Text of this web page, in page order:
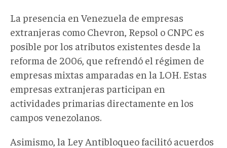
La presencia en Venezuela de empresas
extranjeras como Chevron, Repsol o CNPC es
posible por los atributos existentes desde la
reforma de 2006, que refrendó el régimen de
empresas mixtas amparadas en la LOH. Estas
empresas extranjeras participan en
actividades primarias directamente en los
campos venezolanos.
Asimismo, la Ley Antibloqueo facilitó acuerdos